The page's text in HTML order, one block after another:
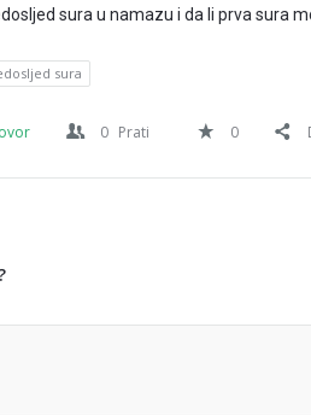
sura u namazu i da li prva sura
sura
0 Prati 0